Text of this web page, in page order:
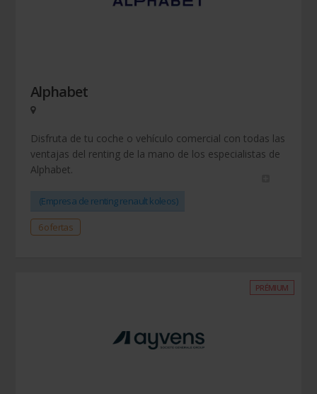
Alphabet
Disfruta de tu coche o vehículo comercial con todas las
ventajas del renting de la mano de los especialistas de
Alphabet.
(Empresa de renting renault koleos)
6 ofertas
PRÉMIUM